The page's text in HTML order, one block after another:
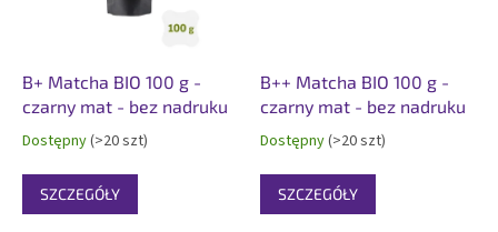
B+ Matcha BIO 100 g -
czarny mat - bez nadruku
Dostępny(>20 szt)
SZCZEGÓŁY
B++ Matcha BIO 100 g -
czarny mat - bez nadruku
Dostępny(>20 szt)
SZCZEGÓŁY